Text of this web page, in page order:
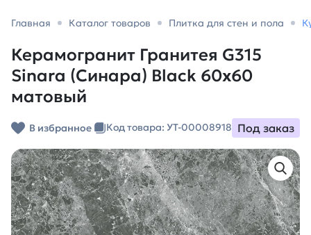
Главная Каталог товаров Плитка для стен и пола
Керамогранит Гранитея G315
Sinara (Синара) Black 60х60
матовый
В избранное Код товара: УТ-00008918 Под заказ